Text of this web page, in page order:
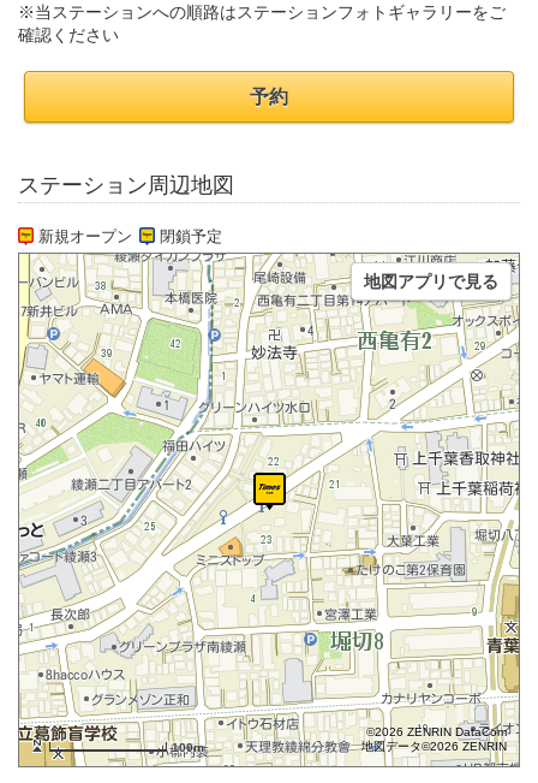
※当ステーションへの順路はステーションフォトギャラリーをご
確認ください
予約
ステーション周辺地図
新規オープン 閉鎖予定
100m
©2026 ZENRIN DataCom
地図データ©2026 ZENRIN
地図アプリで見る